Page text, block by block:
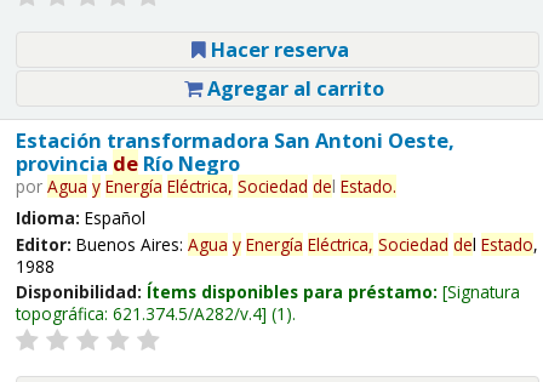
Hacer reserva
Agregar al carrito
Estación transformadora San Antoni Oeste,
provincia deRío Negro
por Agua y Energía Eléctrica, Sociedad del Estado.
Idioma: Español
Editor: Buenos Aires: Agua y Energía Eléctrica, Sociedad del Estado,
1988
Disponibilidad: Ítems disponibles para préstamo: Signatura
topográfica: 621.374.5/A282/v.4 (1).